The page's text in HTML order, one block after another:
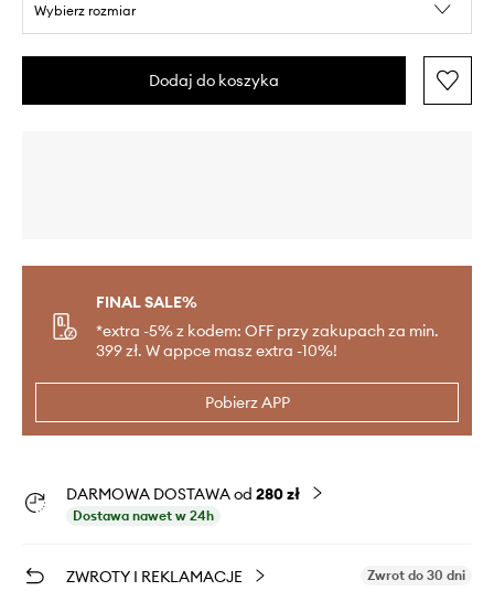
Wybierz rozmiar
Dodaj do koszyka
FINAL SALE%
*extra -5% z kodem: OFF przy zakupach za min.
399 zł. W appce masz extra -10%!
Pobierz APP
DARMOWA DOSTAWA od 280 zł
Dostawa nawet w 24h
ZWROTY I REKLAMACJE Zwrot do 30 dni